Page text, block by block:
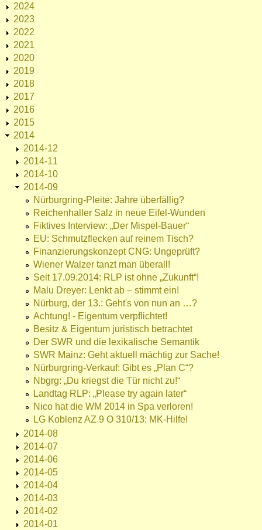
2024
2023
2022
2021
2020
2019
2018
2017
2016
2015
2014
2014-12
2014-11
2014-10
2014-09
Nürburgring-Pleite: Jahre überfällig?
Reichenhaller Salz in neue Eifel-Wunden
Fiktives Interview: „Der Mispel-Bauer“
EU: Schmutzflecken auf reinem Tisch?
Finanzierungskonzept CNG: Ungeprüft?
Wiener Walzer tanzt man überall!
Seit 17.09.2014: RLP ist ohne „Zukunft“!
Malu Dreyer: Lenkt ab – stimmt ein!
Nürburg, der 13.: Geht's von nun an …?
Achtung! - Eigentum verpflichtet!
Besitz & Eigentum juristisch betrachtet
Der SWR und die lexikalische Semantik
SWR Mainz: Geht aktuell mächtig zur Sache!
Nürburgring-Verkauf: Gibt es „Plan C“?
Nbgrg: „Du kriegst die Tür nicht zu!“
Landtag RLP: „Please try again later“
Nico hat die WM 2014 in Spa verloren!
LG Koblenz AZ 9 O 310/13: MK-Hilfe!
2014-08
2014-07
2014-06
2014-05
2014-04
2014-03
2014-02
2014-01